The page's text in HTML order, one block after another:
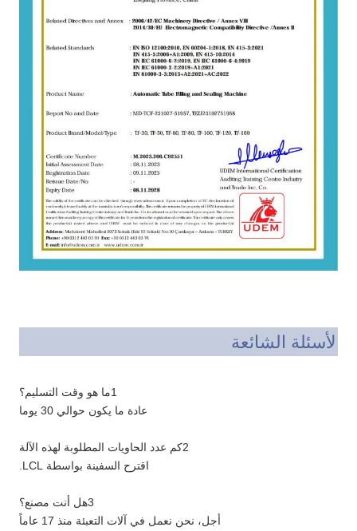
الأسئلة الشائعة
1ما هو وقت التسليم؟
عادة ما يكون حوالي 30 يوما
2كم عدد الحاويات المطلوبة لهذه الآلة
اقترح السفينة بواسطة LCL.
3هل أنت مصنع؟
أجل، نحن نعمل في آلات التعبئة منذ 17 عاماً